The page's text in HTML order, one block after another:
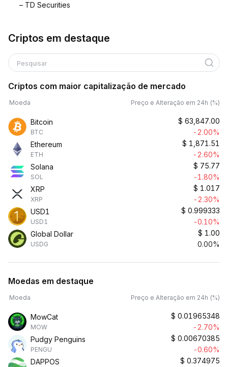
– TD Securities
Criptos em destaque
Pesquisar
Criptos com maior capitalização de mercado
Moeda Preço e Alteração em 24h (%)
Bitcoin
BTC
$ 63,847.00
-2.00%
Ethereum
ETH
$ 1,871.51
-2.60%
Solana
SOL
$ 75.77
-1.80%
XRP
XRP
$ 1.017
-2.30%
USD1
USD1
$ 0.999333
-0.10%
Global Dollar
USDG
$ 1.00
0.00%
Moedas em destaque
Moeda Preço e Alteração em 24h (%)
MowCat
MOW
$ 0.01965348
-2.70%
Pudgy Penguins
PENGU
$ 0.00670385
-0.60%
DAPPOS
$ 0.374975